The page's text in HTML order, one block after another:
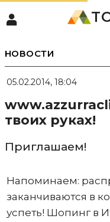
НОВОСТИ
05.02.2014, 18:04
твоих руках!
Приглашаем!
Напоминаем:
заканчиваются в
успеть! Шопинг в